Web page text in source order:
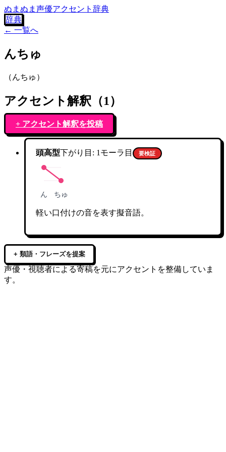
ぬまぬま声優アクセント辞典
辞典
← 一覧へ
んちゅ
（ んちゅ ）
アクセント解釈（1）
+ アクセント解釈を投稿
頭高型下がり目: 1 モーラ目 要検証
ん ちゅ
軽い口付けの音を表す擬音語。
+ 類語・フレーズを提案
声優・視聴者による寄稿を元にアクセントを整備していま
す。